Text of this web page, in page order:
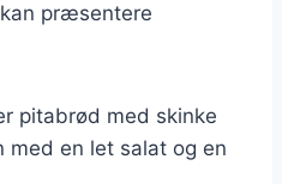
præsentere
pitabrød med skinke
med en let salat og en